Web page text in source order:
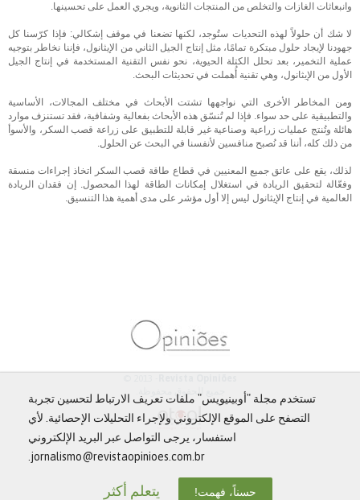
وانبعاثات الغازات والتخلص من المنتجات الثانوية، ويجري العمل على تحسينها.
لا شك أن حلولاً لهذه التحديات ستُوجد، لكنها تضعنا في موقف إشكالي: فإذا كرّسنا كل
جهودنا لإيجاد حلول مبتكرة تمامًا، مثل إنتاج الجيل الثاني من الإيثانول، فإننا نخاطر بتوجيه
عملية التخمير، بعد تحلل الكتلة الحيوية، نحو نفس التقنية المستخدمة في إنتاج الجيل
الأول من الإيثانول، وهي تقنية أُهملت في تحديثات البحث.
ومن المخاطر الأخرى التي نواجهها تشتت الأبحاث في مختلف المجالات، الأساسية
والتطبيقية على حد سواء. فإذا لم تُنسّق هذه الأبحاث بفعالية وشفافية، فقد تستنزف موارد
هائلة وتُنتج عمليات زراعية وصناعية غير قابلة للتطبيق على زراعة قصب السكر، والأسوأ
من ذلك كله، أننا قد نُصبح منافسين لأنفسنا في البحث عن الحلول.
لذلك، يقع على عاتق جميع المعنيين في قطاع طاقة قصب السكر اتخاذ إجراءات منسقة
وفعّالة لتحقيق الريادة في استغلال إمكانات الطاقة لهذا المحصول. إن فقدان الريادة
العالمية في إنتاج الإيثانول ليس إلا أول مؤشر على مدى أهمية هذا التنسيق.
جميع الحقوق محفوظة.
تستخدم مجلة "أوبينيويس" ملفات تعريف الارتباط لتحسين تجربة
التصفح على الموقع الإلكتروني ولإجراء التحليلات الإحصائية. لأي
استفسار، يرجى التواصل عبر البريد الإلكتروني
jornalismo@revistaopinioes.com.br.
يتعلم أكثر حسناً، فهمت!